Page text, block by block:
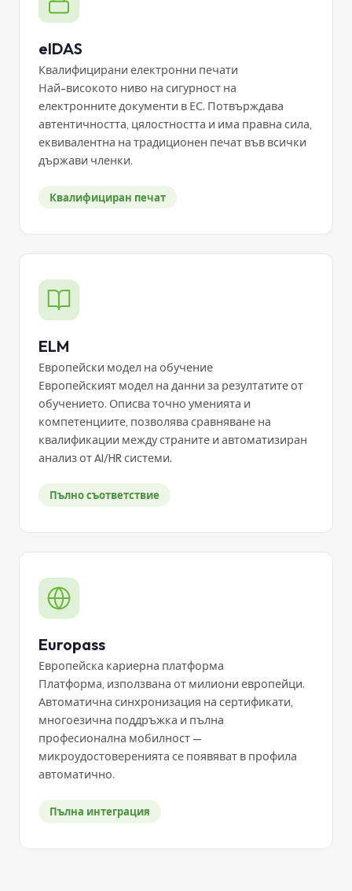
eIDAS
Квалифицирани електронни печати
Най-високото ниво на сигурност на
електронните документи в ЕС. Потвърждава
автентичността, цялостността и има правна сила,
еквивалентна на традиционен печат във всички
държави членки.
Квалифициран печат
ELM
Европейски модел на обучение
Европейският модел на данни за резултатите от
обучението. Описва точно уменията и
компетенциите, позволява сравняване на
квалификации между страните и автоматизиран
анализ от AI/HR системи.
Пълно съответствие
Europass
Европейска кариерна платформа
Платформа, използвана от милиони европейци.
Автоматична синхронизация на сертификати,
многоезична поддръжка и пълна
професионална мобилност —
микроудостоверенията се появяват в профила
автоматично.
Пълна интеграция